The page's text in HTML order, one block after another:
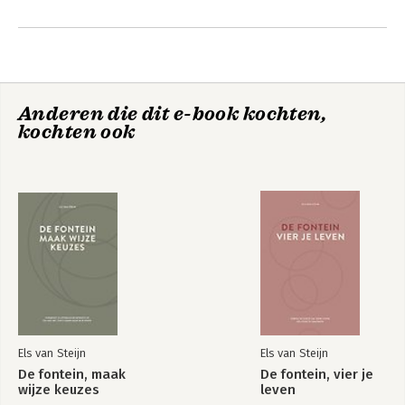
Andere boeken door Els van Steijn
Anderen die dit e-book kochten,
kochten ook
Els van Steijn
De fontein, maak
wijze keuzes
Els van Steijn
De fontein, vier je
leven